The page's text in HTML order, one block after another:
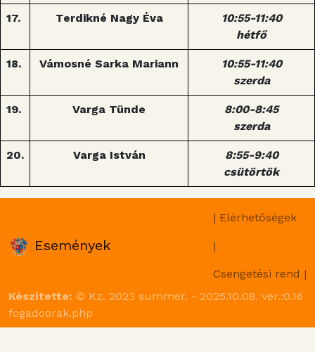
17. Terdikné Nagy Éva
10:55-11:40
hétfő
18. Vámosné Sarka Mariann
10:55-11:40
szerda
19. Varga Tünde
8:00-8:45
szerda
20. Varga István
8:55-9:40
csütörtök
Események
| Elérhetőségek
|
Csengetési rend |
Készítette: © Kz. 2023 summer. - 2025.10.08. ver.:0.16
fogadoorak.php